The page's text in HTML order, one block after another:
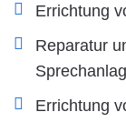
Errichtung
Reparatur
Errichtung